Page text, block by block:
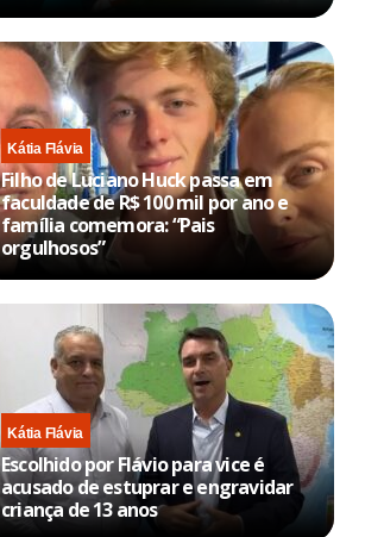
Kátia Flávia
Filho de Luciano Huck passa em
faculdade de R$ 100 mil por ano e
família comemora: “Pais
orgulhosos”
Kátia Flávia
Escolhido por Flávio para vice é
acusado de estuprar e engravidar
criança de 13 anos